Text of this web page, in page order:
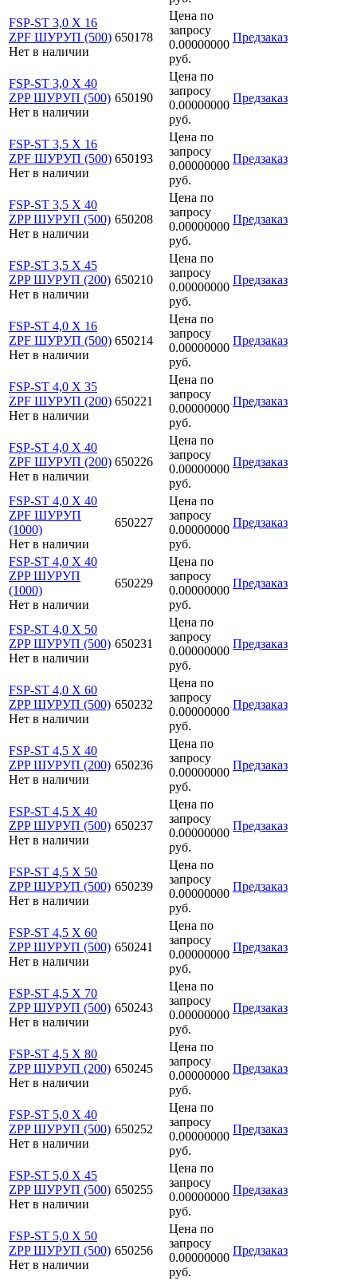
FSP-ST 3,0 X 16
ZPF ШУРУП (500)
Нет в наличии
650178
Цена по
запросу
0.00000000
руб.
Предзаказ
FSP-ST 3,0 X 40
ZPP ШУРУП (500)
Нет в наличии
650190
Цена по
запросу
0.00000000
руб.
Предзаказ
FSP-ST 3,5 X 16
ZPF ШУРУП (500)
Нет в наличии
650193
Цена по
запросу
0.00000000
руб.
Предзаказ
FSP-ST 3,5 X 40
ZPP ШУРУП (500)
Нет в наличии
650208
Цена по
запросу
0.00000000
руб.
Предзаказ
FSP-ST 3,5 X 45
ZPP ШУРУП (200)
Нет в наличии
650210
Цена по
запросу
0.00000000
руб.
Предзаказ
FSP-ST 4,0 X 16
ZPF ШУРУП (500)
Нет в наличии
650214
Цена по
запросу
0.00000000
руб.
Предзаказ
FSP-ST 4,0 X 35
ZPF ШУРУП (200)
Нет в наличии
650221
Цена по
запросу
0.00000000
руб.
Предзаказ
FSP-ST 4,0 X 40
ZPF ШУРУП (200)
Нет в наличии
650226
Цена по
запросу
0.00000000
руб.
Предзаказ
FSP-ST 4,0 X 40
ZPF ШУРУП
(1000)
Нет в наличии
650227
Цена по
запросу
0.00000000
руб.
Предзаказ
FSP-ST 4,0 X 40
ZPP ШУРУП
(1000)
Нет в наличии
650229
Цена по
запросу
0.00000000
руб.
Предзаказ
FSP-ST 4,0 X 50
ZPP ШУРУП (500)
Нет в наличии
650231
Цена по
запросу
0.00000000
руб.
Предзаказ
FSP-ST 4,0 X 60
ZPP ШУРУП (500)
Нет в наличии
650232
Цена по
запросу
0.00000000
руб.
Предзаказ
FSP-ST 4,5 X 40
ZPP ШУРУП (200)
Нет в наличии
650236
Цена по
запросу
0.00000000
руб.
Предзаказ
FSP-ST 4,5 X 40
ZPP ШУРУП (500)
Нет в наличии
650237
Цена по
запросу
0.00000000
руб.
Предзаказ
FSP-ST 4,5 X 50
ZPP ШУРУП (500)
Нет в наличии
650239
Цена по
запросу
0.00000000
руб.
Предзаказ
FSP-ST 4,5 X 60
ZPP ШУРУП (500)
Нет в наличии
650241
Цена по
запросу
0.00000000
руб.
Предзаказ
FSP-ST 4,5 X 70
ZPP ШУРУП (500)
Нет в наличии
650243
Цена по
запросу
0.00000000
руб.
Предзаказ
FSP-ST 4,5 X 80
ZPP ШУРУП (200)
Нет в наличии
650245
Цена по
запросу
0.00000000
руб.
Предзаказ
FSP-ST 5,0 X 40
ZPP ШУРУП (500)
Нет в наличии
650252
Цена по
запросу
0.00000000
руб.
Предзаказ
FSP-ST 5,0 X 45
ZPP ШУРУП (500)
Нет в наличии
650255
Цена по
запросу
0.00000000
руб.
Предзаказ
FSP-ST 5,0 X 50
ZPP ШУРУП (500)
Нет в наличии
650256
Цена по
запросу
0.00000000
руб.
Предзаказ